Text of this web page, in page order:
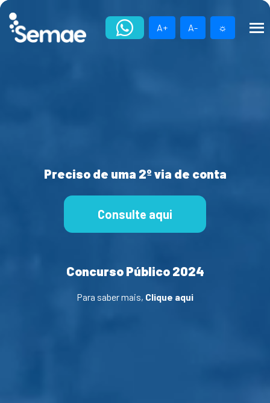
Skip
content
A+ A- ☼
Preciso de uma 2º via de conta
Consulte aqui
Concurso Público 2024
Para saber mais, Clique aqui